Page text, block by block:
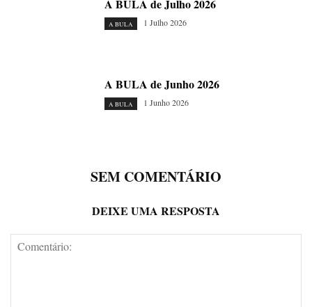
A BULA de Julho 2026
A BULA 1 Julho 2026
A BULA de Junho 2026
A BULA 1 Junho 2026
SEM COMENTÁRIO
DEIXE UMA RESPOSTA